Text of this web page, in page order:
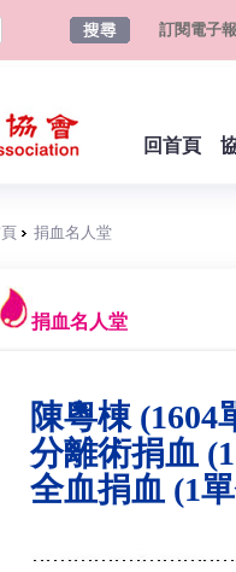
訂閱電子報
回首頁
捐血名人堂
捐血名人堂
陳粵棟 (1604
分離術捐血
全血捐血 (1